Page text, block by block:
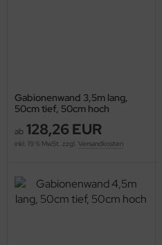
Gabionenwand 3,5m lang,
50cm tief, 50cm hoch
ab 128,26 EUR
inkl. 19 % MwSt. zzgl. Versandkosten